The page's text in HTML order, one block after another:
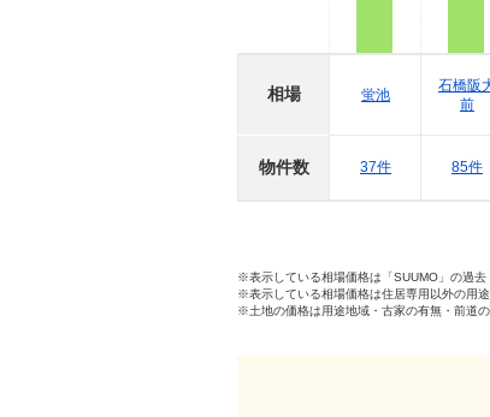
相場
物件数
蛍池
37件
石橋阪
前
85件
※表示している相場価格は「SUUMO」の過去
※表示している相場価格は住居専用以外の用
※土地の価格は用途地域・古家の有無・前道